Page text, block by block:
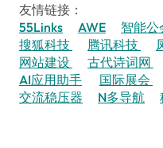
友情链接：
55Links
AWE 智能公
搜狐科技
腾讯科技
网站建设
古代诗词网
AI应用助手
国际展会
交流稳压器
N多导航